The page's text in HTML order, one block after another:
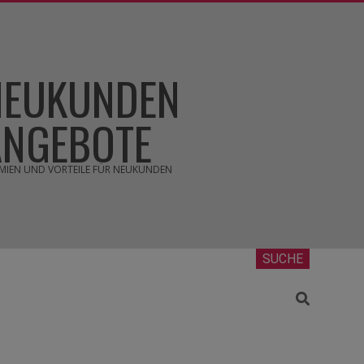
UND VORTEILE FÜR NEUKUNDEN
SUCHE
Search